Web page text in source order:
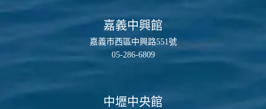
嘉義中興館
嘉義市西區中興路551號
05-286-6809
中壢中央館